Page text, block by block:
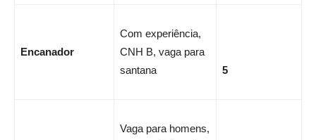
Encanador
Com experiência,
CNH B, vaga para
santana
5
Vaga para homens,